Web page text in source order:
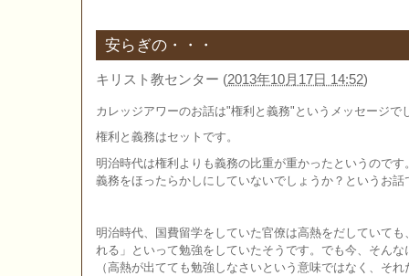
安らぎの・・・
キリスト教センター (2013年10月17日 14:52)
カレッジアワーのお話は"権利と義務"というメッセージで
権利と義務はセットです。
明治時代は権利よりも義務の比重が重かったというので
義務をほったらかしにしていないでしょうか？というお話
明治時代、国費留学をしていた官僚は高熱をだしていて
れる」といって勉強をしていたそうです。でも今、そん
（高熱が出てても勉強しなさいという意味ではなく、そ